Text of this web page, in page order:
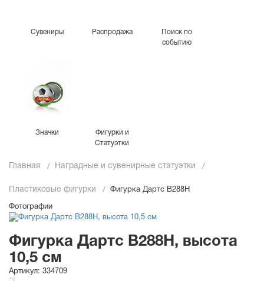
Сувениры Распродажа
Поиск по
событию
Значки
Фигурки и
Статуэтки
Главная Наградные и сувенирные статуэтки
Пластиковые фигурки Фигурка Дартс B288H
Фотографии
Фигурка Дартс B288H, высота
10,5 см
Артикул: 334709